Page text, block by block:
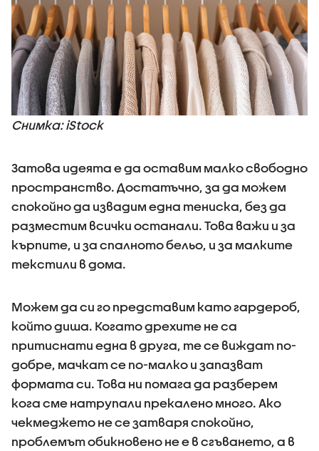
Снимка: iStock
Затова идеята е да оставим малко свободно
пространство. Достатъчно, за да можем
спокойно да извадим една тениска, без да
разместим всички останали. Това важи и за
кърпите, и за спалното бельо, и за малките
текстили в дома.
Можем да си го представим като гардероб,
който диша. Когато дрехите не са
притиснати една в друга, те се виждат по-
добре, мачкат се по-малко и запазват
формата си. Това ни помага да разберем
кога сме натрупали прекалено много. Ако
чекмеджето не се затваря спокойно,
проблемът обикновено не е в сгъването, а в